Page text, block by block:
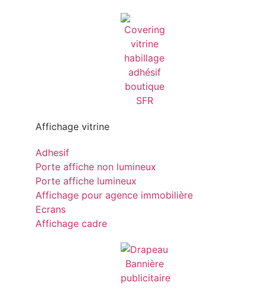
Affichage vitrine
Adhesif
Porte affiche non lumineux
Porte affiche lumineux
Affichage pour agence immobilière
Ecrans
Affichage cadre